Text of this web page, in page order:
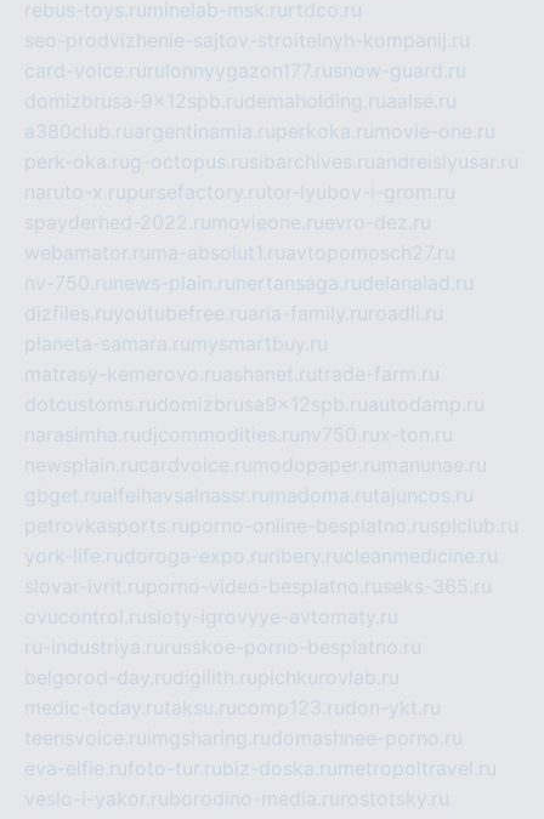
rebus-toys.ru minelab-msk.ru rtdco.ru
seo-prodvizhenie-sajtov-stroitelnyh-kompanij.ru
card-voice.ru rulonnyygazon177.rusnow-guard.ru
domizbrusa-9x12spb.rudemaholding.ruaalse.ru
a380club.ruargentinamia.ruperkoka.ru movie-one.ru
perk-oka.rug-octopus.rusibarchives.ruandreislyusar.ru
naruto-x.rupursefactory.rutor-lyubov-i-grom.ru
spayderhed-2022.ru movieone.ruevro-dez.ru
webamator.ru ma-absolut1.ruavtopomosch27.ru
nv-750.ru news-plain.ru nertansaga.rudelanalad.ru
dizfiles.ruyoutubefree.ruaria-family.ru roadli.ru
planeta-samara.ru mysmartbuy.ru
matrasy-kemerovo.ruashanet.rutrade-farm.ru
dotcustoms.rudomizbrusa9x12spb.ruautodamp.ru
narasimha.rudjcommodities.ru nv750.rux-ton.ru
newsplain.rucardvoice.ru modopaper.ru manunae.ru
gbget.rualfeihavsalnassr.ru madoma.rutajuncos.ru
petrovkasports.ruporno-online-besplatno.rusplclub.ru
york-life.rudoroga-expo.ru ribery.rucleanmedicine.ru
slovar-ivrit.ruporno-video-besplatno.ruseks-365.ru
ovucontrol.rusloty-igrovyye-avtomaty.ru
ru-industriya.ru russkoe-porno-besplatno.ru
belgorod-day.rudigilith.rupichkurovlab.ru
medic-today.rutaksu.rucomp123.rudon-ykt.ru
teensvoice.ru imgsharing.rudomashnee-porno.ru
eva-elfie.rufoto-tur.rubiz-doska.ru metropoltravel.ru
veslo-i-yakor.ruborodino-media.ru rostotsky.ru